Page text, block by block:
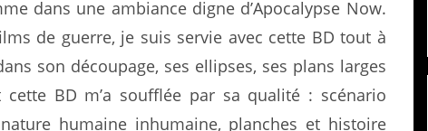
dans une ambiance digne d’Apocalypse Now.
de guerre, je suis servie avec cette BD tout à
son découpage, ses ellipses, ses plans larges
BD m’a soufflée par sa qualité : scénario
humaine inhumaine, planches et histoire